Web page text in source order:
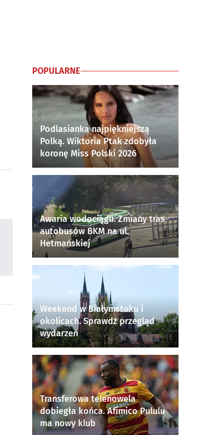
POPULARNE
Podlasianka najpiękniejszą
Polką. Wiktoria Ptak zdobyła
koronę Miss Polski 2026
Awaria wodociągu. Zmiany tras
autobusów BKM na ul.
Hetmańskiej
Weekend w Białymstoku i
okolicach. Sprawdź przegląd
wydarzeń
Transferowa telenowela
dobiegła końca. Afimico Pululu
ma nowy klub